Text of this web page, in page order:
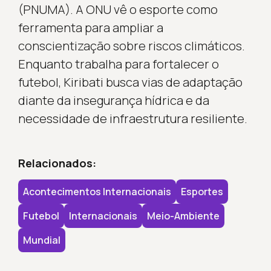
(PNUMA). A ONU vê o esporte como
ferramenta para ampliar a
conscientização sobre riscos climáticos.
Enquanto trabalha para fortalecer o
futebol, Kiribati busca vias de adaptação
diante da insegurança hídrica e da
necessidade de infraestrutura resiliente.
Relacionados:
Acontecimentos Internacionais
Esportes
Futebol
Internacionais
Meio-Ambiente
Mundial